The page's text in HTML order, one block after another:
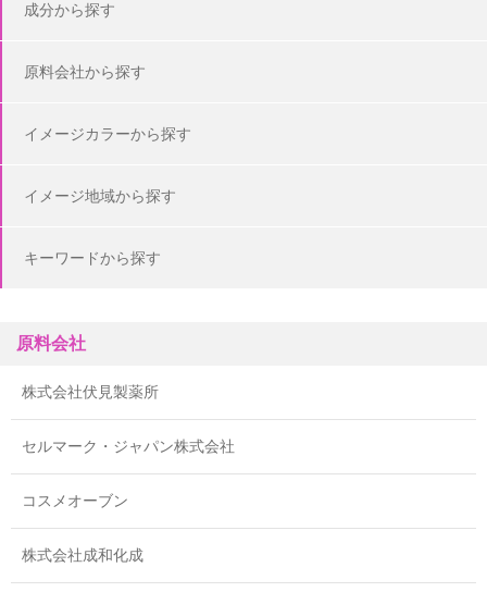
成分から探す
原料会社から探す
イメージカラーから探す
イメージ地域から探す
キーワードから探す
原料会社
株式会社伏見製薬所
セルマーク・ジャパン株式会社
コスメオーブン
株式会社成和化成